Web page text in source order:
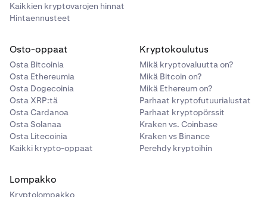
Kaikkien kryptovarojen hinnat
Hintaennusteet
Osto-oppaat
Osta Bitcoinia
Osta Ethereumia
Osta Dogecoinia
Osta XRP:tä
Osta Cardanoa
Osta Solanaa
Osta Litecoinia
Kaikki krypto-oppaat
Kryptokoulutus
Mikä kryptovaluutta on?
Mikä Bitcoin on?
Mikä Ethereum on?
Parhaat kryptofutuurialustat
Parhaat kryptopörssit
Kraken vs. Coinbase
Kraken vs Binance
Perehdy kryptoihin
Lompakko
Kryptolompakko